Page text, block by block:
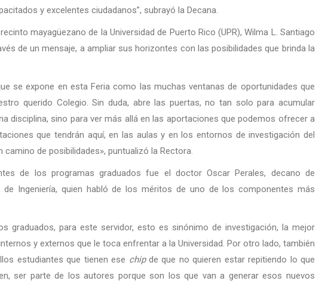
y excelentes ciudadanos”, subrayó la Decana.
mayagüezano de la Universidad de Puerto Rico (UPR), Wilma L. Santiago
de un mensaje, a ampliar sus horizontes con las posibilidades que brinda la
se expone en esta Feria como las muchas ventanas de oportunidades que
querido Colegio. Sin duda, abre las puertas, no tan solo para acumular
disciplina, sino para ver más allá en las aportaciones que podemos ofrecer a
que tendrán aquí, en las aulas y en los entornos de investigación del
de posibilidades», puntualizó la Rectora.
de los programas graduados fue el doctor Oscar Perales, decano de
de Ingeniería, quien habló de los méritos de uno de los componentes más
graduados, para este servidor, esto es sinónimo de investigación, la mejor
y externos que le toca enfrentar a la Universidad. Por otro lado, también
estudiantes que tienen ese chipde que no quieren estar repitiendo lo que
ser parte de los autores porque son los que van a generar esos nuevos